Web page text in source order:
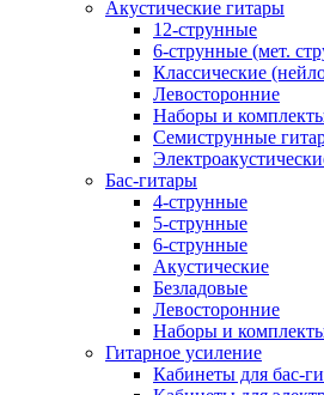
Акустические гитары
12-струнные
6-струнные (мет.
Классические
Левосторонние
Наборы и
Семиструнные
Бас-гитары
4-струнные
5-струнные
6-струнные
Акустические
Безладовые
Левосторонние
Наборы и
Гитарное усиление
Кабинеты для бас-